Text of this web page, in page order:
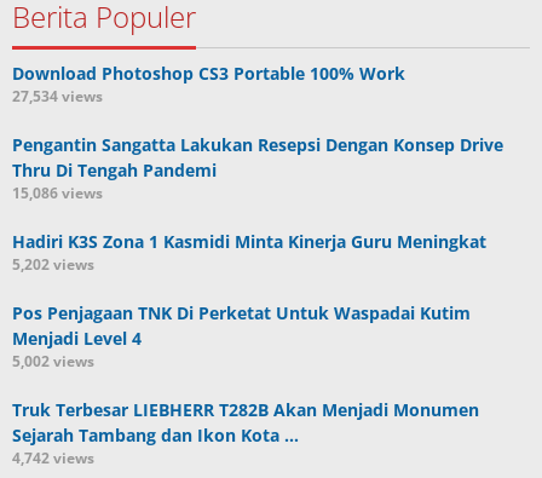
Berita Populer
Download Photoshop CS3 Portable 100% Work
27,534 views
Pengantin Sangatta Lakukan Resepsi Dengan Konsep Drive
Thru Di Tengah Pandemi
15,086 views
Hadiri K3S Zona 1 Kasmidi Minta Kinerja Guru Meningkat
5,202 views
Pos Penjagaan TNK Di Perketat Untuk Waspadai Kutim
Menjadi Level 4
5,002 views
Truk Terbesar LIEBHERR T282B Akan Menjadi Monumen
Sejarah Tambang dan Ikon Kota …
4,742 views